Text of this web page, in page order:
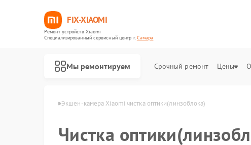
FIX-XIAOMI
Ремонт устройств Xiaomi
Специализированный cервисный центр г.Самара
Мы ремонтируем Срочный ремонт Цены
Xiaomi в Самаре Экшен-камера Xiaomi чистка оптики(линзоблока)
Чистка